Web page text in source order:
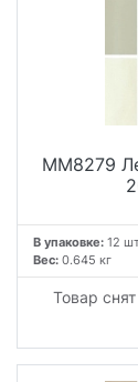
MM8279
В упаковке: 12
Вес: 0.645 кг
Товар